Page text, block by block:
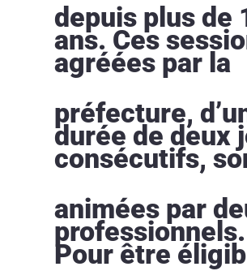
depuis plus de
ans. Ces
agréées par la
préfecture,
durée de deux
consécutifs,
animées par
professionnels.
Pour être